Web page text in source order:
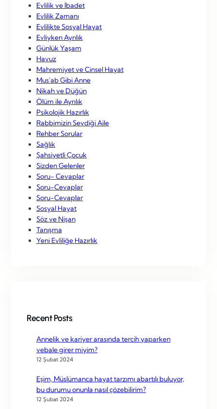
Evlilik ve İbadet
Evlilik Zamanı
Evlilikte Sosyal Hayat
Evliyken Ayrılık
Günlük Yaşam
Havuz
Mahremiyet ve Cinsel Hayat
Mus'ab Gibi Anne
Nikah ve Düğün
Ölüm ile Ayrılık
Psikolojik Hazırlık
Rabbimizin Sevdiği Aile
Rehber Sorular
Sağlık
Şahsiyetli Çocuk
Sizden Gelenler
Soru- Cevaplar
Soru-Cevaplar
Soru-Cevaplar
Sosyal Hayat
Söz ve Nişan
Tanışma
Yeni Evliliğe Hazırlık
Recent Posts
Annelik ve kariyer arasında tercih yaparken
vebale girer miyim?
12 Şubat 2024
Eşim, Müslümanca hayat tarzımı abartılı buluyor,
bu durumu onunla nasıl çözebilirim?
12 Şubat 2024